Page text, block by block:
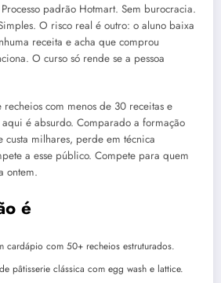
padrão Hotmart. Sem burocracia.
O risco real é outro: o aluno baixa
receita e acha que comprou
O curso só rende se a pessoa
com menos de 30 receitas e
é absurdo. Comparado a formação
custa milhares, perde em técnica
a esse público. Compete para quem
ontem.
é
cardápio com 50+ recheios estruturados.
pâtisserie clássica com egg wash e lattice.